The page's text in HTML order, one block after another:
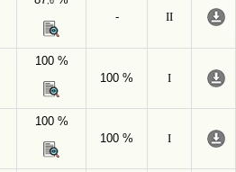
-
II
100 %
100 %
I
100 %
100 %
I